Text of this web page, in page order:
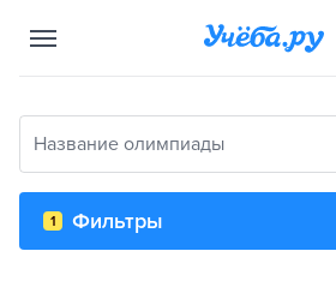
Название олимпиады
1 Фильтры